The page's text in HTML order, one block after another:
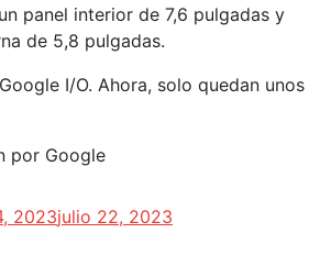
panel interior de 7,6 pulgadas y
de 5,8 pulgadas.
I/O. Ahora, solo quedan unos
por Google
2023julio 22, 2023